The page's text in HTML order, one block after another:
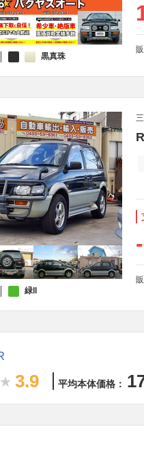
黒真珠
緑II
-
3.9 平均本体価格：